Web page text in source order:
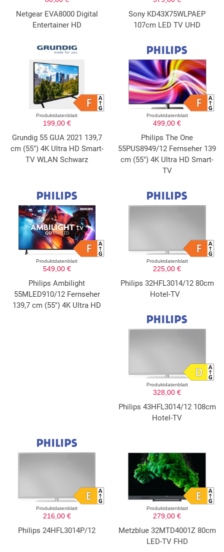
Netgear EVA8000 Digital
Entertainer HD
Sony KD43X75WLPAEP
107cm LED TV UHD
Produktdatenblatt
199,00 €
Grundig 55 GUA 2021 139,7
cm (55") 4K Ultra HD Smart-
TV WLAN Schwarz
Produktdatenblatt
499,00 €
Philips The One
55PUS8949/12 Fernseher 139
cm (55") 4K Ultra HD Smart-
TV
Produktdatenblatt
549,00 €
Philips Ambilight
55MLED910/12 Fernseher
139,7 cm (55") 4K Ultra HD
Produktdatenblatt
225,00 €
Philips 32HFL3014/12 80cm
Hotel-TV
Produktdatenblatt
328,00 €
Philips 43HFL3014/12 108cm
Hotel-TV
Produktdatenblatt
216,00 €
Philips 24HFL3014P/12
Produktdatenblatt
279,00 €
Metzblue 32MTD4001Z 80cm
LED-TV FHD